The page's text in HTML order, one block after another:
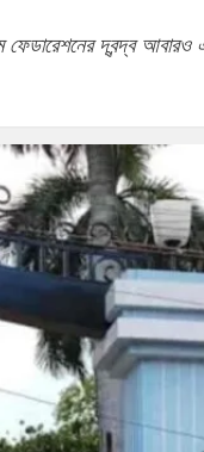
ফেডারেশনের দ্বন্দ্ব